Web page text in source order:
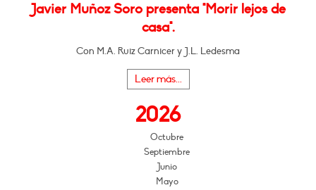
Javier Muñoz Soro presenta "Morir lejos de
casa".
Con M.A. Ruiz Carnicer y J.L. Ledesma
Leer más...
2026
Octubre
Septiembre
Junio
Mayo